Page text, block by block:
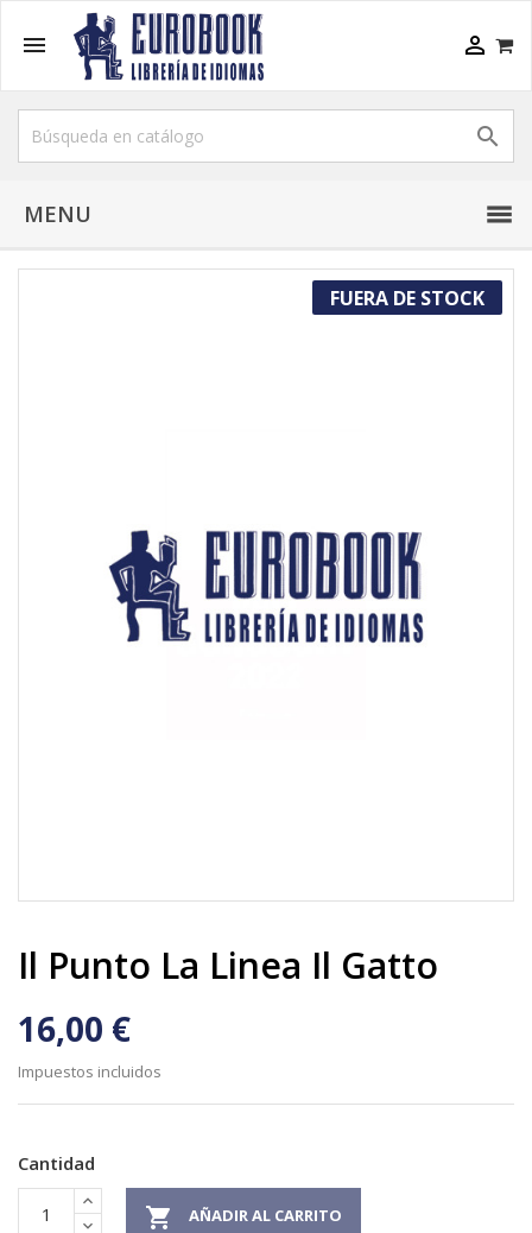
 

MENU
FUERA DE STOCK
Il Punto La Linea Il Gatto
16,00 €
Impuestos incluidos
Cantidad
 AÑADIR AL CARRITO